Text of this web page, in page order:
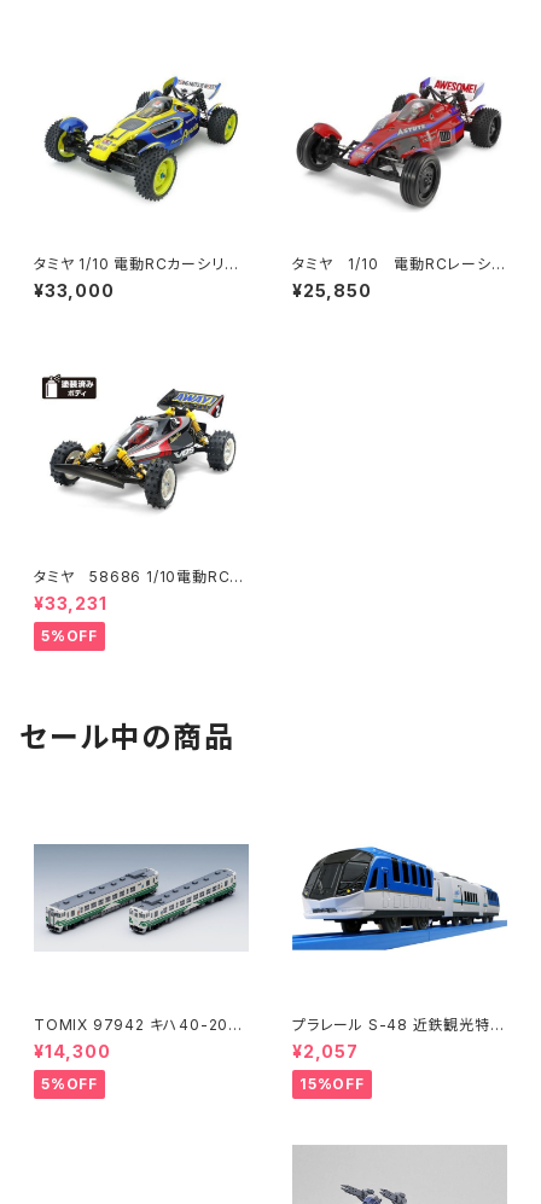
タミヤ 1/10 電動RCカーシリー
ズ No.696 1/10RC スーパー
アバンテ (TD4シャーシ) 5869
¥33,000
タミヤ 1/10 電動RCレーシン
グバギー アスチュート 2022
(TD2シャーシ) 58697 【新
¥25,850
タミヤ 58686 1/10電動RCカ
ー VQS(2020)【新品・在庫品】
¥33,231
5%OFF
セール中の商品
TOMIX 97942 キハ40-200
0(アリガトウキハ40・48・男鹿
線)2両 鉄道模型
¥14,300
5%OFF
プラレール S-48 近鉄観光特急
しまかぜ 鉄道模型
¥2,057
15%OFF